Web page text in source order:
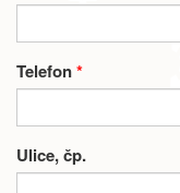
Telefon*
Ulice, čp.